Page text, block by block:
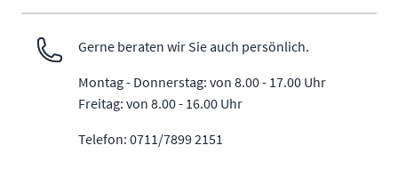
Gerne beraten wir Sie auch persönlich.
Montag - Donnerstag: von 8.00 - 17.00 Uhr
Freitag: von 8.00 - 16.00 Uhr
Telefon: 0711/7899 2151